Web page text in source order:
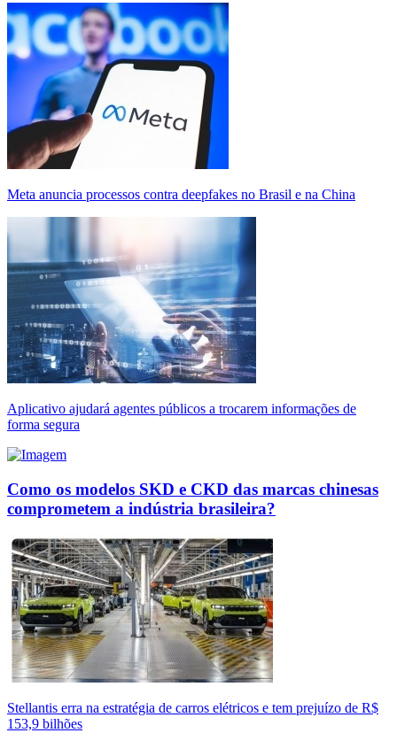
Meta anuncia processos contra deepfakes no Brasil e na China
Aplicativo ajudará agentes públicos a trocarem informações de
forma segura
Como os modelos SKD e CKD das marcas chinesas
comprometem a indústria brasileira?
Stellantis erra na estratégia de carros elétricos e tem prejuízo de R$
153,9 bilhões